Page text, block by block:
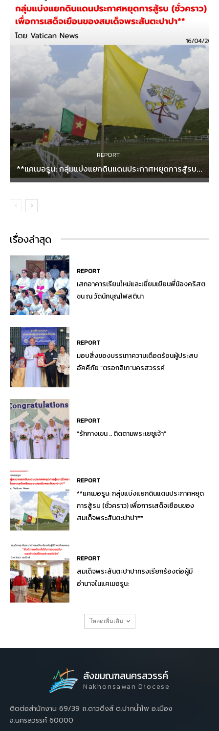
REPORT
**แคเมอรูน: กลุ่มแบ่งแยกดินแดนประกาศหยุดการสู้รบ...
เรื่องล่าสุด
REPORT
เสกอาคารเรียนใหม่และเยี่ยมเยียนพี่น้องคริสต
ชน ณ วัดนักบุญโฟสตินา
REPORT
มอบสิ่งของบรรเทาความเดือดร้อนผู้ประสบ
อัคคีภัย “ตรอกลิเก”นครสวรรค์
REPORT
“รักกางเขน .. ติดตามพระเยซูเจ้า”
REPORT
**แคเมอรูน: กลุ่มแบ่งแยกดินแดนประกาศหยุด
การสู้รบ (ชั่วคราว) เพื่อการเสด็จเยือนของ
สมเด็จพระสันตะปาปา**
REPORT
สมเด็จพระสันตะปาปาทรงเรียกร้องต่อผู้มี
อำนาจในแคเมอรูน:
โหลดเพิ่มเติม
สังฆมณฑลนครสวรรค์
Nakhonsawan Diocese
ติดต่อสำนักงาน 69/39 ถ.ดาวดึงส์ ต.ปากน้ำโพ อ.เมือง
จ.นครสวรรค์ 60000